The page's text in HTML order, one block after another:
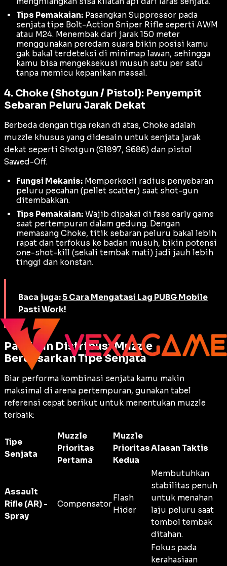
Tips Pemakaian: Pasangkan Suppressor pada
senjata tipe Bolt-Action Sniper Rifle seperti AWM
atau M24. Menembak dari jarak 150 meter
menggunakan peredam suara bikin posisi kamu
gak bakal terdeteksi di minimap lawan, sehingga
kamu bisa mengeksekusi musuh satu per satu
tanpa memicu kepanikan massal.
4. Choke (Shotgun / Pistol): Penyempit
Sebaran Peluru Jarak Dekat
Berbeda dengan tiga rekan di atas, Choke adalah
muzzle khusus yang didesain untuk senjata jarak
dekat seperti Shotgun (S1897, S686) dan pistol
Sawed-Off.
Fungsi Mekanis: Memperkecil radius penyebaran
peluru pecahan (pellet scatter) saat shot-gun
ditembakkan.
Tips Pemakaian: Wajib dipakai di fase early game
saat pertempuran dalam gedung. Dengan
memasang Choke, titik sebaran peluru bakal lebih
rapat dan terfokus ke badan musuh, bikin potensi
one-shot-kill (sekali tembak mati) jadi jauh lebih
tinggi dan konstan.
Baca juga: 5 Cara Mengatasi Lag PUBG Mobile
Pasti Work!
Panduan Distribusi Muzzle
Berdasarkan Tipe Senjata
Biar performa kombinasi senjata kamu makin
maksimal di arena pertempuran, gunakan tabel
referensi cepat berikut untuk menentukan muzzle
terbaik:
Tipe
Senjata
Muzzle
Prioritas
Pertama
Muzzle
Prioritas
Kedua
Alasan Taktis
Assault
Rifle (AR) -
Spray
Compensator
Flash
Hider
Membutuhkan
stabilitas penuh
untuk menahan
laju peluru saat
tombol tembak
ditahan.
Fokus pada
kerahasiaan